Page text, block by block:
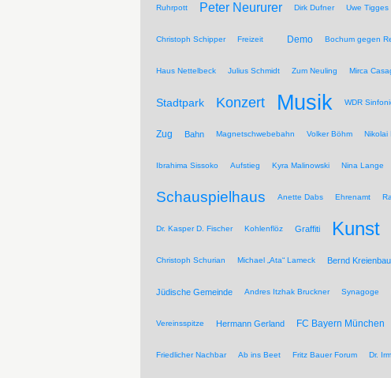
Ruhrpott Peter Neururer Dirk Dufner Uwe Tigges
Christoph Schipper Freizeit Demo Bochum gegen
Haus Nettelbeck Julius Schmidt Zum Neuling Mirca
Stadtpark Konzert Musik WDR
Zug Bahn Magnetschwebebahn Volker Böhm Nikolai
Ibrahima Sissoko Aufstieg Kyra Malinowski Nina Lange
Schauspielhaus Anette Dabs Ehrenamt
Dr. Kasper D. Fischer Kohlenflöz Graffiti Kunst
Christoph Schurian Michael „Ata“ Lameck Bernd
Jüdische Gemeinde Andres Itzhak Bruckner Synagoge
Vereinsspitze Hermann Gerland FC Bayern München
Friedlicher Nachbar Ab ins Beet Fritz Bauer Forum Dr.